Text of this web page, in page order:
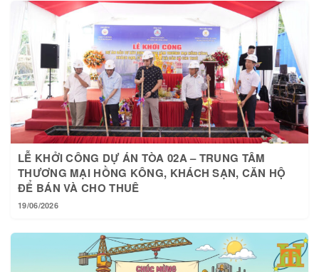
LỄ KHỞI CÔNG DỰ ÁN TÒA 02A – TRUNG TÂM
THƯƠNG MẠI HỒNG KÔNG, KHÁCH SẠN, CĂN HỘ
ĐỂ BÁN VÀ CHO THUÊ
19/06/2026